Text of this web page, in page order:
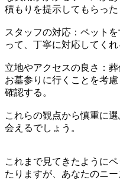
積もりを提示してもらった
スタッフの対応：ペット
って、丁寧に対応してくれ
立地やアクセスの良さ：
お墓参りに行くことを考
確認する。
これらの観点から慎重に
会えるでしょう。
これまで見てきたように
たりますが、あなたのニ